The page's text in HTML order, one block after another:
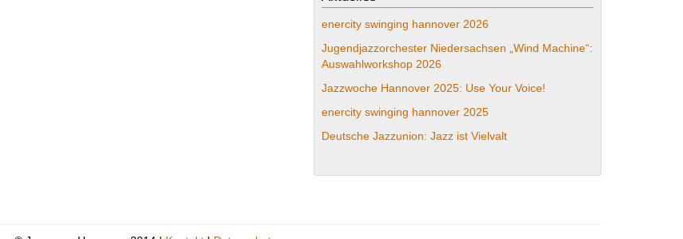
enercity swinging hannover 2026
Jugendjazzorchester Niedersachsen „Wind Machine“:
Auswahlworkshop 2026
Jazzwoche Hannover 2025: Use Your Voice!
enercity swinging hannover 2025
Deutsche Jazzunion: Jazz ist Vielvalt